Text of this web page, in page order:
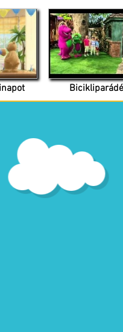
Bicikliparádé